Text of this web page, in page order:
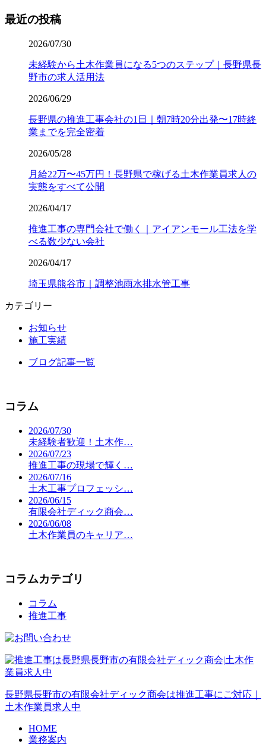
最近の投稿
2026/07/30
未経験から土木作業員になる5つのステップ｜長野県長
野市の求人活用法
2026/06/29
長野県の推進工事会社の1日｜朝7時20分出発〜17時終
業までを完全密着
2026/05/28
月給22万〜45万円！長野県で稼げる土木作業員求人の
実態をすべて公開
2026/04/17
推進工事の専門会社で働く｜アイアンモール工法を学
べる数少ない会社
2026/04/17
埼玉県熊谷市｜調整池雨水排水管工事
カテゴリー
お知らせ
施工実績
ブログ記事一覧
コラム
2026/07/30
未経験者歓迎！土木作…
2026/07/23
推進工事の現場で輝く…
2026/07/16
土木工事プロフェッシ…
2026/06/15
有限会社ディック商会…
2026/06/08
土木作業員のキャリア…
コラムカテゴリ
コラム
推進工事
長野県長野市の有限会社ディック商会は推進工事にご対応｜
土木作業員求人中
HOME
業務案内